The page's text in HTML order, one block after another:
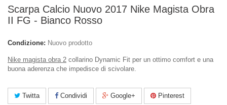
Scarpa Calcio Nuovo 2017 Nike Magista Obra
II FG - Bianco Rosso
Condizione: Nuovo prodotto
Nike magista obra 2 collarino Dynamic Fit per un ottimo comfort e una
buona aderenza che impedisce di scivolare.
Twitta Condividi Google+ Pinterest